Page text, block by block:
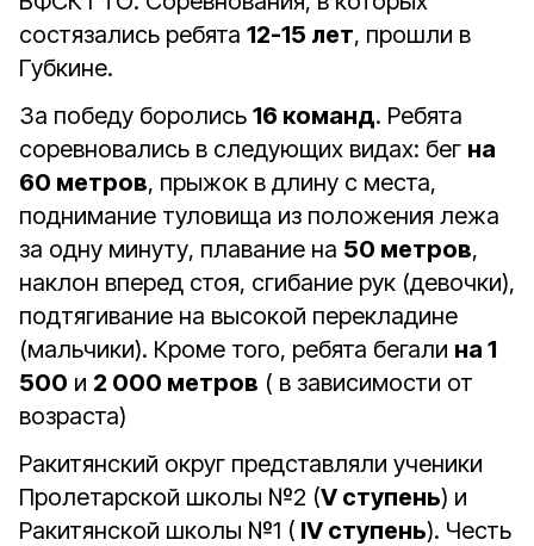
состязались ребята 12-15 лет, прошли в
Губкине.
За победу боролись 16 команд. Ребята
соревновались в следующих видах: бег на
60 метров, прыжок в длину с места,
поднимание туловища из положения лежа
за одну минуту, плавание на 50 метров,
наклон вперед стоя, сгибание рук (девочки),
подтягивание на высокой перекладине
(мальчики). Кроме того, ребята бегали на 1
500 и 2 000 метров ( в зависимости от
возраста)
Ракитянский округ представляли ученики
Пролетарской школы №2 (V ступень) и
Ракитянской школы №1 ( IV ступень). Честь